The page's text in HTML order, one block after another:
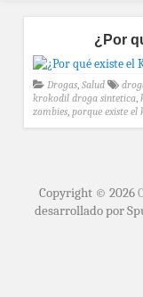
¿Por
Drogas, Salud
krokodil droga sintetica,
zombies, porque existe
Copyright © 2026
desarrollado por